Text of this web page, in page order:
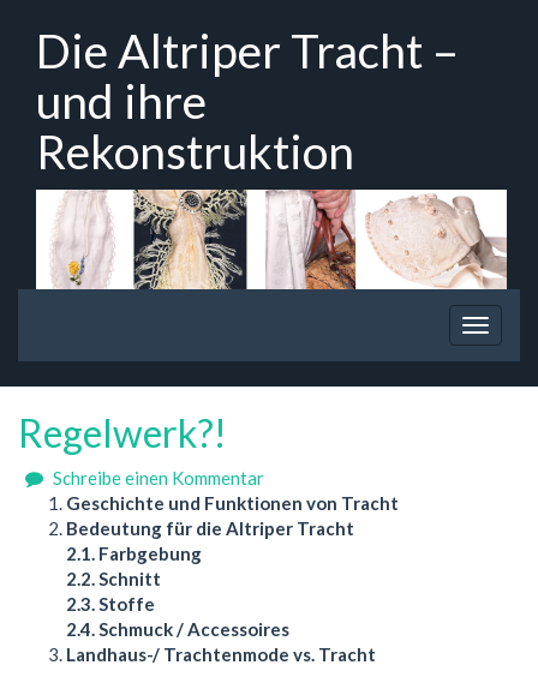
Hauptinhalt
springen
Die Altriper Tracht –
und ihre
Rekonstruktion
ein-/
Regelwerk?!
Schreibe einen Kommentarzu
Regelwerk?!
Geschichte und Funktionen von Tracht
Bedeutung für die Altriper Tracht
2.1. Farbgebung
2.2. Schnitt
2.3. Stoffe
2.4. Schmuck / Accessoires
Landhaus-/ Trachtenmode vs. Tracht